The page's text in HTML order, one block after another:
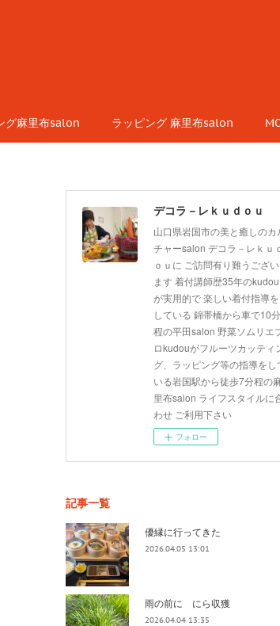
グ麻里布salon ラッピング 麻里布salon
デコラ－レｋｕｄｏｕ
山口県岩国市の美と癒しのカ
チャーsalon デコラ－レｋｕ
ｏｕに ご訪問有り難うござい
ます 着付講師歴35年のkudou
が実用的で 楽しい着付指導を
している 錦帯橋から車で10分
程の平田salon 野菜ソムリエ
ロkudouがフルーツカッティ
グ、ラッピング等の指導をし
いる岩国駅から徒歩7分程の
里布salon ライフスタイルに
わせ ご利用下さい
フォロー
記事一覧
優縁に行ってきた
2026.04.05 13:01
雨の前に にら収獲
2026.04.04 13:35